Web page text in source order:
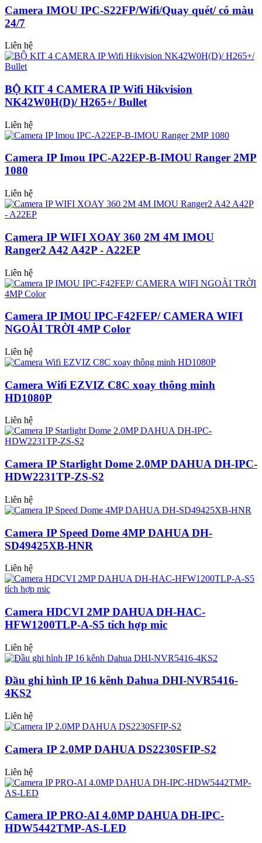
Camera IMOU IPC-S22FP/Wifi/Quay quét/ có màu
24/7
Liên hệ
BỘ KIT 4 CAMERA IP Wifi Hikvision
NK42W0H(D)/ H265+/ Bullet
Liên hệ
Camera IP Imou IPC-A22EP-B-IMOU Ranger 2MP
1080
Liên hệ
Camera IP WIFI XOAY 360 2M 4M IMOU
Ranger2 A42 A42P - A22EP
Liên hệ
Camera IP IMOU IPC-F42FEP/ CAMERA WIFI
NGOÀI TRỜI 4MP Color
Liên hệ
Camera Wifi EZVIZ C8C xoay thông minh
HD1080P
Liên hệ
Camera IP Starlight Dome 2.0MP DAHUA DH-IPC-
HDW2231TP-ZS-S2
Liên hệ
Camera IP Speed Dome 4MP DAHUA DH-
SD49425XB-HNR
Liên hệ
Camera HDCVI 2MP DAHUA DH-HAC-
HFW1200TLP-A-S5 tích hợp mic
Liên hệ
Đầu ghi hình IP 16 kênh Dahua DHI-NVR5416-
4KS2
Liên hệ
Camera IP 2.0MP DAHUA DS2230SFIP-S2
Liên hệ
Camera IP PRO-AI 4.0MP DAHUA DH-IPC-
HDW5442TMP-AS-LED